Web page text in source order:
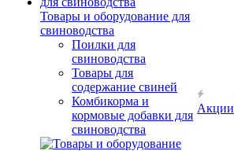
Товары и оборудование для
свиноводства
Поилки для
свиноводства
Товары для
содержание свиней
Комбикорма и
кормовые добавки для
свиноводства
Акции